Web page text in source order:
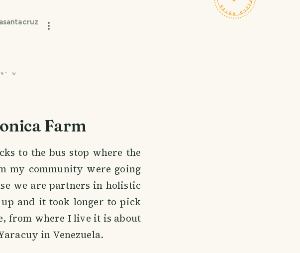
W
Farm
to the bus stop where the
my community were going
we are partners in holistic
and it took longer to pick
from where I live it is about
in Venezuela.